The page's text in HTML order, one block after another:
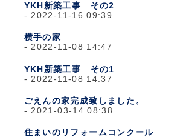
YKH新築工事 その2
2022-11-16 09:39
横手の家
2022-11-08 14:47
YKH新築工事 その1
2022-11-08 14:37
ごえんの家完成致しました。
2021-03-14 08:38
住まいのリフォームコンクール